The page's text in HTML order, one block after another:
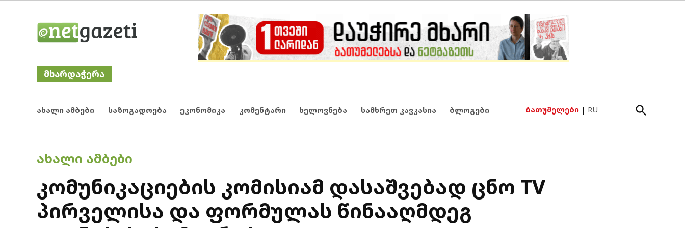
Netgazeti
მხარდაჭერა
ახალი ამბები საზოგადოება ეკონომიკა კომენტარი ხელოვნება სამხრეთ კავკასია ბლოგები ბათუმელები | RU
Open
Search
POSTED
ᲐᲮᲐᲚᲘ ᲐᲛᲑᲔᲑᲘ
კომუნიკაციების კომისიამ დასაშვებად ცნო TV
პირველისა და ფორმულას წინააღმდეგ